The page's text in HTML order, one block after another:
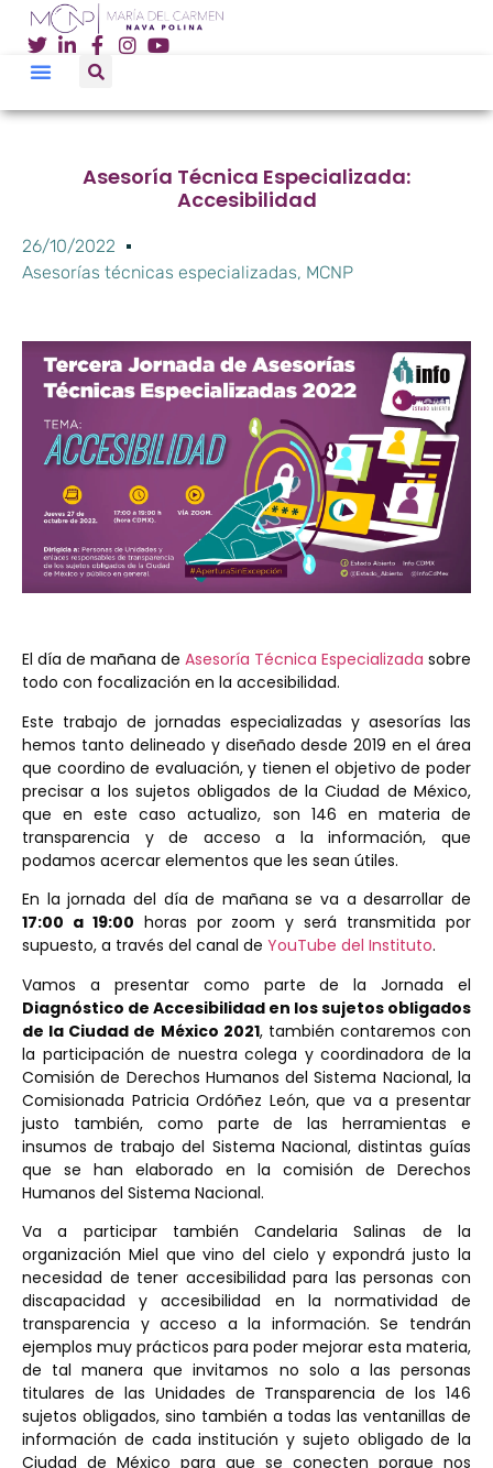
Asesoría Técnica Especializada:
Accesibilidad
26/10/2022
Asesorías técnicas especializadas, MCNP
El día de mañana de Asesoría Técnica Especializada sobre
todo con focalización en la accesibilidad.
Este trabajo de jornadas especializadas y asesorías las
hemos tanto delineado y diseñado desde 2019 en el área
que coordino de evaluación, y tienen el objetivo de poder
precisar a los sujetos obligados de la Ciudad de México,
que en este caso actualizo, son 146 en materia de
transparencia y de acceso a la información, que
podamos acercar elementos que les sean útiles.
En la jornada del día de mañana se va a desarrollar de
17:00 a 19:00 horas por zoom y será transmitida por
supuesto, a través del canal de YouTube del Instituto.
Vamos a presentar como parte de la Jornada el
Diagnóstico de Accesibilidad en los sujetos obligados
de la Ciudad de México 2021, también contaremos con
la participación de nuestra colega y coordinadora de la
Comisión de Derechos Humanos del Sistema Nacional, la
Comisionada Patricia Ordóñez León, que va a presentar
justo también, como parte de las herramientas e
insumos de trabajo del Sistema Nacional, distintas guías
que se han elaborado en la comisión de Derechos
Humanos del Sistema Nacional.
Va a participar también Candelaria Salinas de la
organización Miel que vino del cielo y expondrá justo la
necesidad de tener accesibilidad para las personas con
discapacidad y accesibilidad en la normatividad de
transparencia y acceso a la información. Se tendrán
ejemplos muy prácticos para poder mejorar esta materia,
de tal manera que invitamos no solo a las personas
titulares de las Unidades de Transparencia de los 146
sujetos obligados, sino también a todas las ventanillas de
información de cada institución y sujeto obligado de la
Ciudad de México para que se conecten porque nos